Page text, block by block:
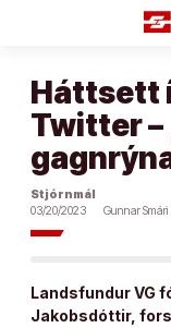
Háttsett
Twitter –
Stjórnmál
03/20/2023
Gunnar Smári
Landsfundur VG
Jakobsdóttir,